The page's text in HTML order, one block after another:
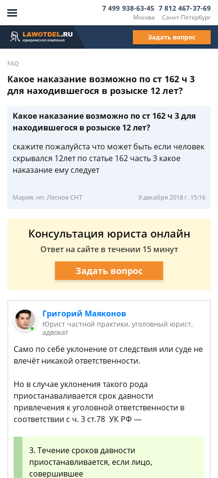
Москва
7 499 938-63-45
Санкт-Петербург
7 812 467-37-69
Задать вопрос
FAQ
Какое наказание возможно по ст 162 ч 3
для находившегося в розыске 12 лет?
Какое наказание возможно по ст 162 ч 3 для
находившегося в розыске 12 лет?
скажите пожалуйста что может быть если человек
скрывался 12лет по статье 162 часть 3 какое
наказание ему следует
Мария, нп. Лесное СНТ 9 декабря 2018 г. 15:16
Консультация юриста онлайн
Ответ на сайте в течении 15 минут
Задать вопрос
Григорий Маяконов
Юрист частной практики, уголовный юрист,
адвокат
Само по себе уклонение от следствия или суде не
влечёт никакой ответственности.
Но в случае уклонения такого рода
приостанаваливается срок давности
привлечения к уголовной ответственности в
соответствии с ч. 3 ст.78 УК РФ —
3. Течение сроков давности
приостанавливается, если лицо,
совершившее